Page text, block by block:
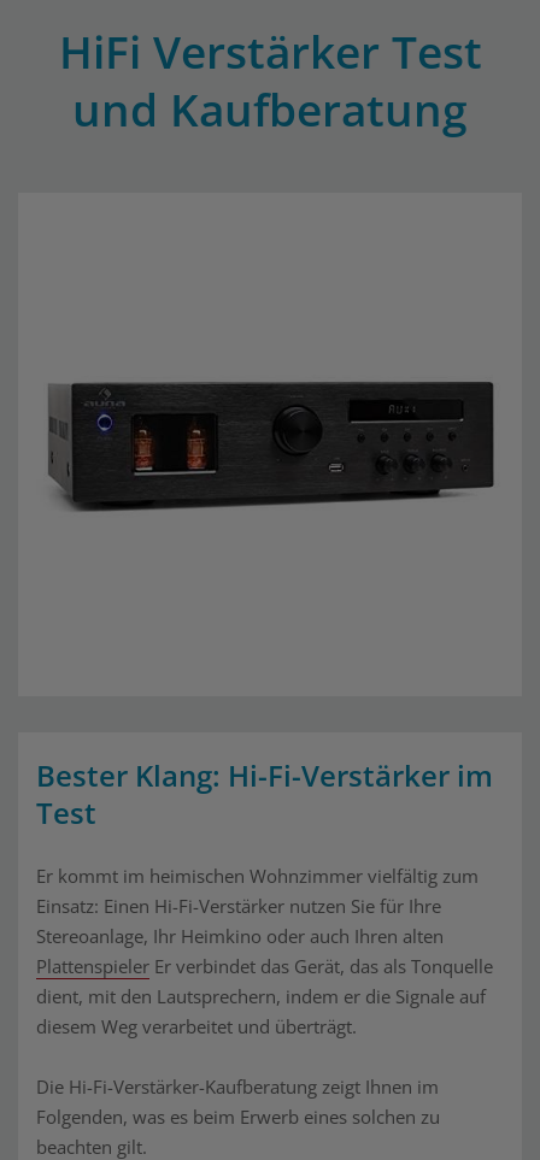
HiFi Verstärker Test
und Kaufberatung
Bester Klang: Hi-Fi-Verstärker im
Test
Er kommt im heimischen Wohnzimmer vielfältig zum
Einsatz: Einen Hi-Fi-Verstärker nutzen Sie für Ihre
Stereoanlage, Ihr Heimkino oder auch Ihren alten
Plattenspieler Er verbindet das Gerät, das als Tonquelle
dient, mit den Lautsprechern, indem er die Signale auf
diesem Weg verarbeitet und überträgt.
Die Hi-Fi-Verstärker-Kaufberatung zeigt Ihnen im
Folgenden, was es beim Erwerb eines solchen zu
beachten gilt.